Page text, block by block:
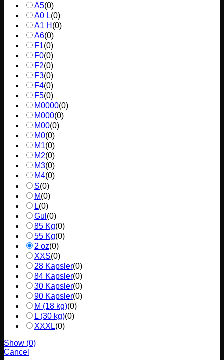
A5(0)
A0 L(0)
A1 H (0)
A6(0)
F1(0)
F0(0)
F2(0)
F3(0)
F4(0)
F5(0)
M0000(0)
M000(0)
M00(0)
M0(0)
M1(0)
M2(0)
M3(0)
M4(0)
S(0)
M(0)
L(0)
Gul (0)
85 Kg(0)
55 Kg(0)
2 oz(0)
XXS(0)
28 Kapsler(0)
84 Kapsler(0)
30 Kapsler(0)
90 Kapsler(0)
M (18 kg)(0)
L (30 kg)(0)
XXXL(0)
Show (0)
Cancel